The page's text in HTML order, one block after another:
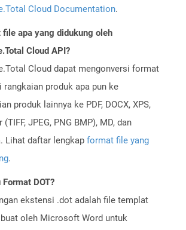
Cloud Documentation.
file apa yang didukung oleh
Cloud API?
Cloud dapat mengonversi format
rangkaian produk apa pun ke
produk lainnya ke PDF, DOCX, XPS,
(TIFF, JPEG, PNG BMP), MD, dan
Lihat daftar lengkap format file yang
.
DOT?
ekstensi .dot adalah file templat
oleh Microsoft Word untuk